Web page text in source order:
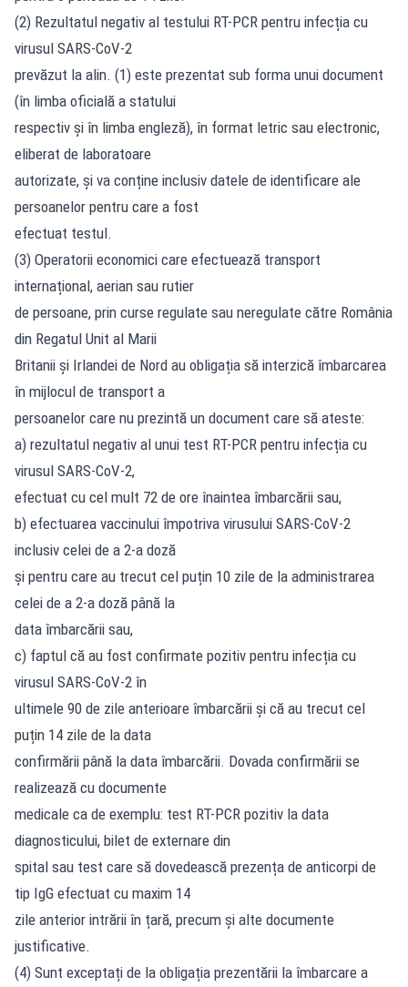
(2) Rezultatul negativ al testului RT-PCR pentru infecția cu
virusul SARS-CoV-2
prevăzut la alin. (1) este prezentat sub forma unui document
(în limba oficială a statului
respectiv și în limba engleză), în format letric sau electronic,
eliberat de laboratoare
autorizate, și va conține inclusiv datele de identificare ale
persoanelor pentru care a fost
efectuat testul.
(3) Operatorii economici care efectuează transport
internațional, aerian sau rutier
de persoane, prin curse regulate sau neregulate către România
din Regatul Unit al Marii
Britanii și Irlandei de Nord au obligația să interzică îmbarcarea
în mijlocul de transport a
persoanelor care nu prezintă un document care să ateste:
a) rezultatul negativ al unui test RT-PCR pentru infecția cu
virusul SARS-CoV-2,
efectuat cu cel mult 72 de ore înaintea îmbarcării sau,
b) efectuarea vaccinului împotriva virusului SARS-CoV-2
inclusiv celei de a 2-a doză
și pentru care au trecut cel puțin 10 zile de la administrarea
celei de a 2-a doză până la
data îmbarcării sau,
c) faptul că au fost confirmate pozitiv pentru infecția cu
virusul SARS-CoV-2 în
ultimele 90 de zile anterioare îmbarcării și că au trecut cel
puțin 14 zile de la data
confirmării până la data îmbarcării. Dovada confirmării se
realizează cu documente
medicale ca de exemplu: test RT-PCR pozitiv la data
diagnosticului, bilet de externare din
spital sau test care să dovedească prezența de anticorpi de
tip IgG efectuat cu maxim 14
zile anterior intrării în țară, precum și alte documente
justificative.
(4) Sunt exceptați de la obligația prezentării la îmbarcare a